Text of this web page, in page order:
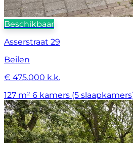
Beschikbaar
Asserstraat 29
Beilen
€ 475.000 k.k.
127 m² 6 kamers (5